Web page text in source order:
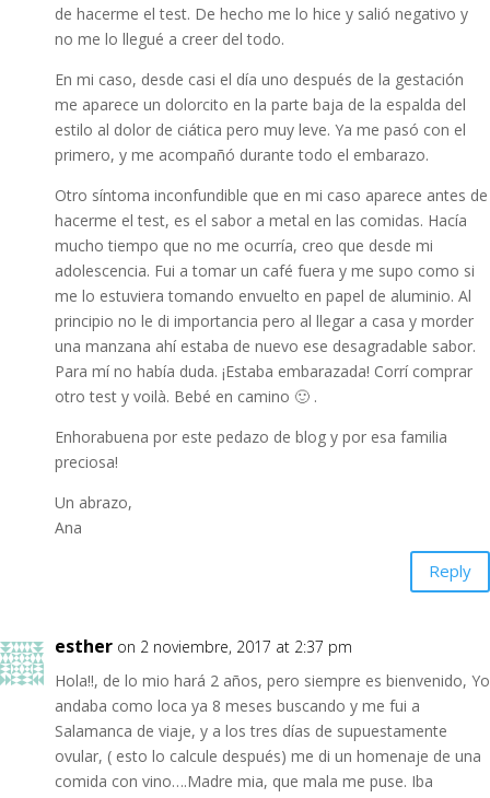
de hacerme el test. De hecho me lo hice y salió negativo y
no me lo llegué a creer del todo.
En mi caso, desde casi el día uno después de la gestación
me aparece un dolorcito en la parte baja de la espalda del
estilo al dolor de ciática pero muy leve. Ya me pasó con el
primero, y me acompañó durante todo el embarazo.
Otro síntoma inconfundible que en mi caso aparece antes de
hacerme el test, es el sabor a metal en las comidas. Hacía
mucho tiempo que no me ocurría, creo que desde mi
adolescencia. Fui a tomar un café fuera y me supo como si
me lo estuviera tomando envuelto en papel de aluminio. Al
principio no le di importancia pero al llegar a casa y morder
una manzana ahí estaba de nuevo ese desagradable sabor.
Para mí no había duda. ¡Estaba embarazada! Corrí comprar
otro test y voilà. Bebé en camino 🙂 .
Enhorabuena por este pedazo de blog y por esa familia
preciosa!
Un abrazo,
Ana
Reply
esther on 2 noviembre, 2017 at 2:37 pm
Hola!!, de lo mio hará 2 años, pero siempre es bienvenido, Yo
andaba como loca ya 8 meses buscando y me fui a
Salamanca de viaje, y a los tres días de supuestamente
ovular, ( esto lo calcule después) me di un homenaje de una
comida con vino….Madre mia, que mala me puse. Iba